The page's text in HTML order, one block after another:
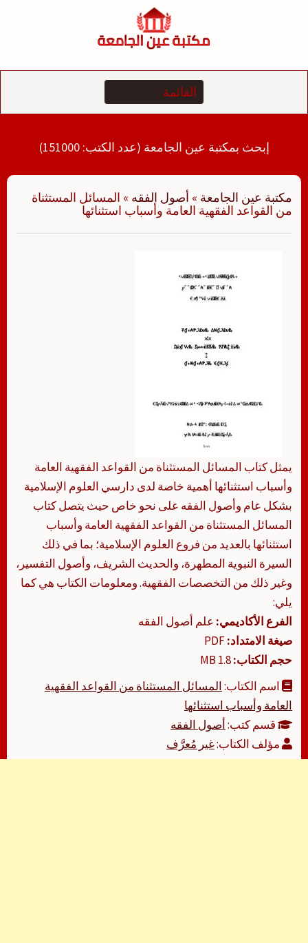
إبحث بمكتبة عين الجامعة (عدد الكتب: 151000)
مكتبة عين الجامعة » أصول الفقه » المسائل المستثناة
من القواعد الفقهية العامة وأسباب استثنائها
يمثل كتاب المسائل المستثناة من القواعد الفقهية العامة
وأسباب استثنائها أهمية خاصة لدى دارسي العلوم الإسلامية
بشكل عام وأصول الفقه على نحو خاص حيث يتصل كتاب
المسائل المستثناة من القواعد الفقهية العامة وأسباب
استثنائها بالعديد من فروع العلوم الإسلامية؛ بما في ذلك
السيرة النبوية المطهرة، والحديث الشريف، وأصول التفسير،
وغير ذلك من التخصصات الفقهية. ومعلومات الكتاب هي كما
يلي:
الفرع الأكاديمي: علم أصول الفقه
صيغة الامتداد:
حجم الكتاب:
اسم الكتاب:المسائل المستثناة من القواعد الفقهية
العامة وأسباب استثنائها
قسم كتب:أصول الفقه
مؤلف الكتاب:غير مُعرَّف